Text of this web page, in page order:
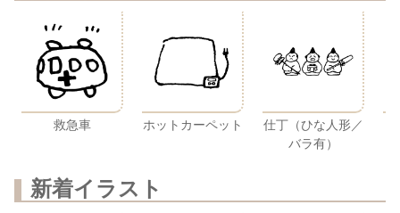
救急車 ホットカーペット
仕丁（ひな人形／
バラ有）
新着イラスト